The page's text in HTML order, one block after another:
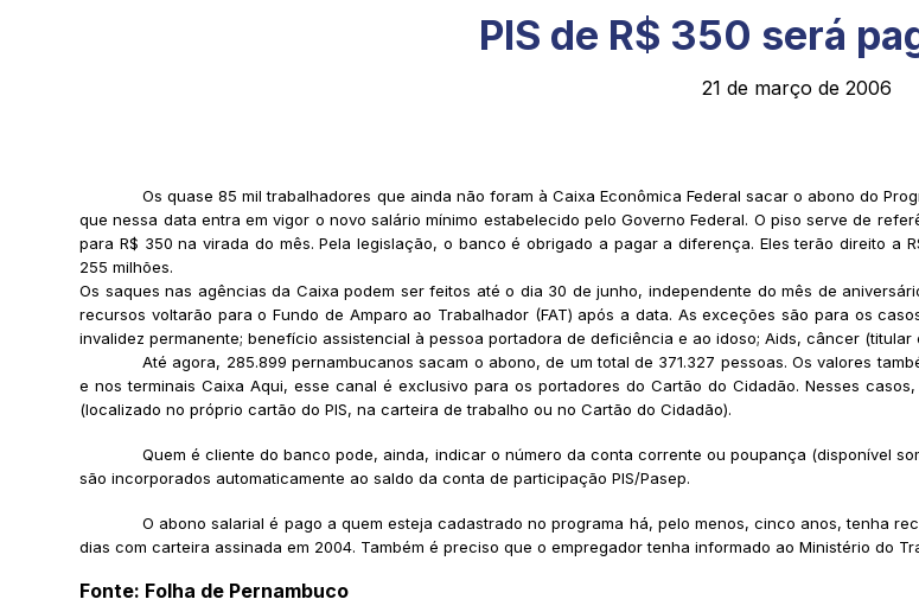
PIS de R$ 350 será
21 de março de 2006
Os quase 85 mil trabalhadores que ainda não foram à Caixa Econômica Federal sacar o abono do
que nessa data entra em vigor o novo salário mínimo estabelecido pelo Governo Federal. O piso serve de
para R$ 350 na virada do mês. Pela legislação, o banco é obrigado a pagar a diferença. Eles terão direito a
255 milhões.
Os saques nas agências da Caixa podem ser feitos até o dia 30 de junho, independente do mês de
recursos voltarão para o Fundo de Amparo ao Trabalhador (FAT) após a data. As exceções são para os
invalidez permanente; benefício assistencial à pessoa portadora de deficiência e ao idoso; Aids, câncer
Até agora, 285.899 pernambucanos sacam o abono, de um total de 371.327 pessoas. Os valores
e nos terminais Caixa Aqui, esse canal é exclusivo para os portadores do Cartão do Cidadão. Nesses
(localizado no próprio cartão do PIS, na carteira de trabalho ou no Cartão do Cidadão).
Quem é cliente do banco pode, ainda, indicar o número da conta corrente ou poupança (disponível
são incorporados automaticamente ao saldo da conta de participação PIS/Pasep.
O abono salarial é pago a quem esteja cadastrado no programa há, pelo menos, cinco anos, tenha
dias com carteira assinada em 2004. Também é preciso que o empregador tenha informado ao Ministério do
Fonte: Folha de Pernambuco